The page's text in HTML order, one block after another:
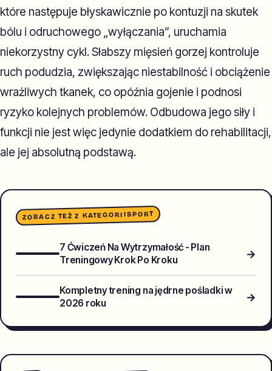
które następuje błyskawicznie po kontuzji na skutek
bólu i odruchowego „wyłączania”, uruchamia
niekorzystny cykl. Słabszy mięsień gorzej kontroluje
ruch podudzia, zwiększając niestabilność i obciążenie
wrażliwych tkanek, co opóźnia gojenie i podnosi
ryzyko kolejnych problemów. Odbudowa jego siły i
funkcji nie jest więc jedynie dodatkiem do rehabilitacji,
ale jej absolutną podstawą.
ZOBACZ TEŻ Z KATEGORIISPORT
7 Ćwiczeń Na Wytrzymałość - Plan
Treningowy Krok Po Kroku
→
Kompletny trening na jędrne pośladki w
2026 roku
→